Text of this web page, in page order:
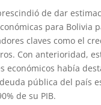
e
s
t
o
k
de dar
para Bolivia
claves como el
Con anterioridad,
económicos había
pública del país
de su PIB.